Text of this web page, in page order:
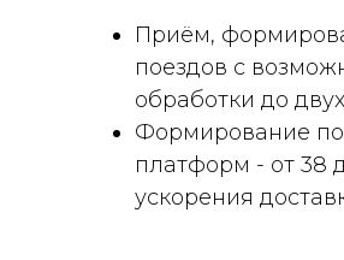
Приём,
поездов с
обработки до
Формирование
платформ - от 38
ускорения